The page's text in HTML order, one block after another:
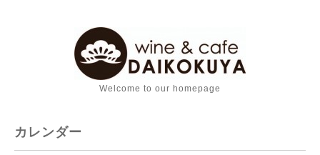
Welcome to our homepage
カレンダー